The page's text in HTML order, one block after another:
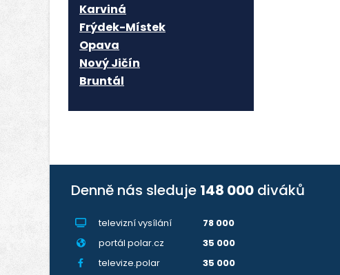
Karviná
Frýdek-Místek
Opava
Nový Jičín
Bruntál
Denně nás sleduje 148 000 diváků
televizní vysílání
78 000
portál polar.cz
35 000
televize.polar
35 000